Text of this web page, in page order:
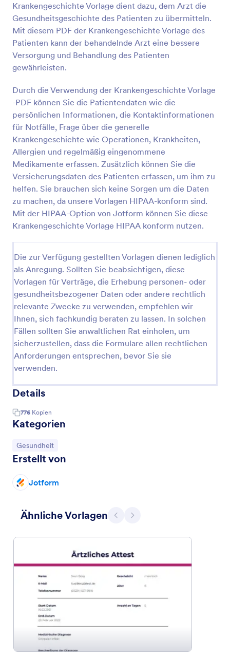
Krankengeschichte Vorlage dient dazu, dem Arzt die
Gesundheitsgeschichte des Patienten zu übermitteln.
Mit diesem PDF der Krankengeschichte Vorlage des
Patienten kann der behandelnde Arzt eine bessere
Versorgung und Behandlung des Patienten
gewährleisten.
Durch die Verwendung der Krankengeschichte Vorlage
-PDF können Sie die Patientendaten wie die
persönlichen Informationen, die Kontaktinformationen
für Notfälle, Frage über die generelle
Krankengeschichte wie Operationen, Krankheiten,
Allergien und regelmäßig eingenommene
Medikamente erfassen. Zusätzlich können Sie die
Versicherungsdaten des Patienten erfassen, um ihm zu
helfen. Sie brauchen sich keine Sorgen um die Daten
zu machen, da unsere Vorlagen HIPAA-konform sind.
Mit der HIPAA-Option von Jotform können Sie diese
Krankengeschichte Vorlage HIPAA konform nutzen.
Die zur Verfügung gestellten Vorlagen dienen lediglich
als Anregung. Sollten Sie beabsichtigen, diese
Vorlagen für Verträge, die Erhebung personen- oder
gesundheitsbezogener Daten oder andere rechtlich
relevante Zwecke zu verwenden, empfehlen wir
Ihnen, sich fachkundig beraten zu lassen. In solchen
Fällen sollten Sie anwaltlichen Rat einholen, um
sicherzustellen, dass die Formulare allen rechtlichen
Anforderungen entsprechen, bevor Sie sie
verwenden.
Details
776 Kopien
Kategorien
Zur Kategorie:
Gesundheit
Erstellt von
Jotform
Ähnliche Vorlagen ZurückWeiter